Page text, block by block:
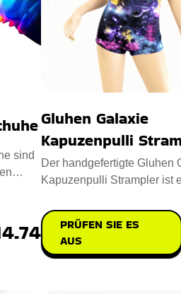
sind
Gluhen Galaxie
Kapuzenpulli
Der handgefertigte Gluhen
Kapuzenpulli Strampler ist
PRÜFEN SIE ES
AUS